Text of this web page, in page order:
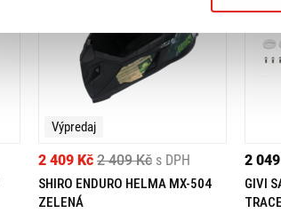
Výpredaj
2 409 Kč
2 409 Kč s DPH
SHIRO ENDURO HELMA MX-504
ZELENÁ
2
GIVI